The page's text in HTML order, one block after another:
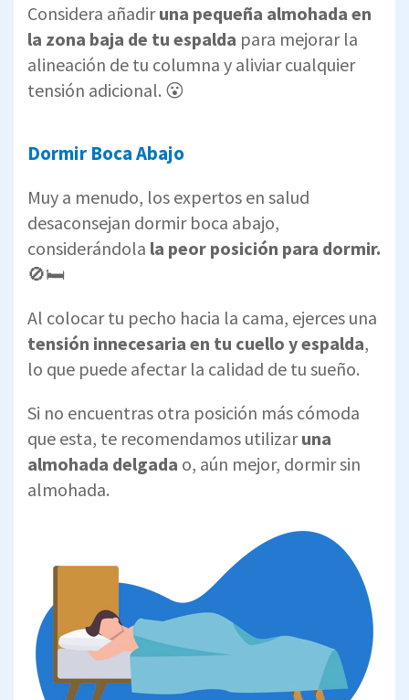
Considera añadiruna pequeña almohada en
la zona baja de tu espalda para mejorar la
alineación de tu columna y aliviar cualquier
tensión adicional. 😮
Dormir Boca Abajo
Muy a menudo, los expertos en salud
desaconsejan dormir boca abajo,
considerándola la peor posición para dormir.
🚫🛏️
Al colocar tu pecho hacia la cama, ejerces una
tensión innecesaria en tu cuello y espalda,
lo que puede afectar la calidad de tu sueño.
Si no encuentras otra posición más cómoda
que esta, te recomendamos utilizaruna
almohada delgada o, aún mejor, dormir sin
almohada.